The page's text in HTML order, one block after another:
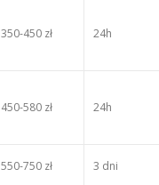
350-450 zł 24h
450-580 zł 24h
550-750 zł 3 dni